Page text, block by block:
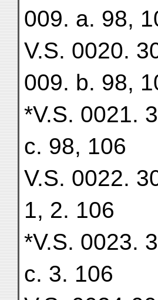
009. a. 98,
V.S. 0020.
009. b. 98,
*V.S. 0021.
c. 98, 106
V.S. 0022.
1, 2. 106
*V.S. 0023.
c. 3. 106